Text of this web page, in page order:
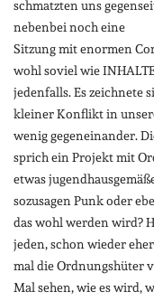
schmatzten uns
nebenbei noch eine
Sitzung mit enormen
wohl soviel wie
jedenfalls. Es zeichnete
kleiner Konflikt in
wenig gegeneinander.
sprich ein Projekt mit
etwas
sozusagen Punk oder
das wohl werden wird?
jeden, schon wieder
mal die Ordnungshüter
Mal sehen, wie es wird,